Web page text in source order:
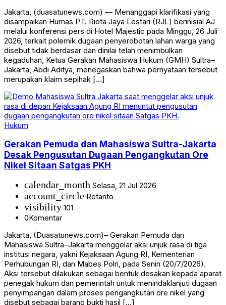
Jakarta, (duasatunews.com) — Menanggapi klarifikasi yang
disampaikan Humas PT. Riota Jaya Lestari (RJL) berinisial AJ
melalui konferensi pers di Hotel Majestic pada Minggu, 26 Juli
2026, terkait polemik dugaan penyerobotan lahan warga yang
disebut tidak berdasar dan dinilai telah menimbulkan
kegaduhan, Ketua Gerakan Mahasiswa Hukum (GMH) Sultra–
Jakarta, Abdi Aditya, menegaskan bahwa pernyataan tersebut
merupakan klaim sepihak […]
Hukum
Gerakan Pemuda dan Mahasiswa Sultra-Jakarta
Desak Pengusutan Dugaan Pengangkutan Ore
Nikel Sitaan Satgas PKH
calendar_month Selasa, 21 Jul 2026
account_circle Retanto
visibility 101
0Komentar
Jakarta, (Duasatunews.com)– Gerakan Pemuda dan
Mahasiswa Sultra–Jakarta menggelar aksi unjuk rasa di tiga
institusi negara, yakni Kejaksaan Agung RI, Kementerian
Perhubungan RI, dan Mabes Polri, pada Senin (20/7/2026).
Aksi tersebut dilakukan sebagai bentuk desakan kepada aparat
penegak hukum dan pemerintah untuk menindaklanjuti dugaan
penyimpangan dalam proses pengangkutan ore nikel yang
disebut sebagai barang bukti hasil […]